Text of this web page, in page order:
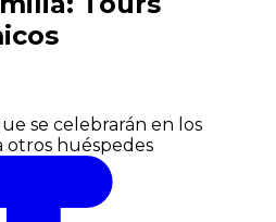
se celebrarán en los
otros huéspedes